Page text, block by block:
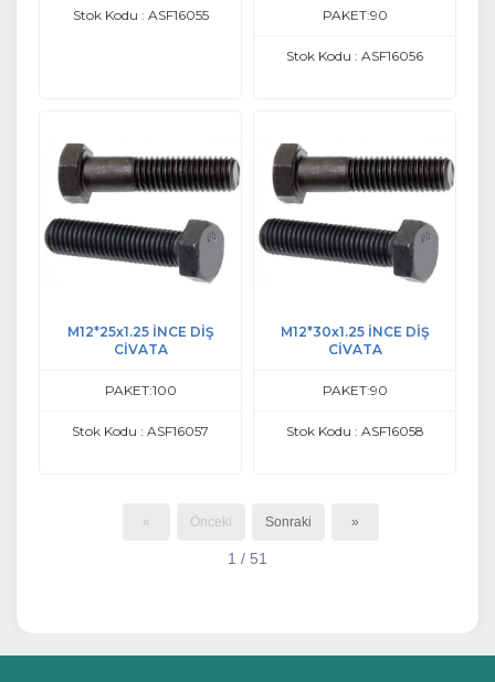
Stok Kodu : ASF16055 PAKET:90
Stok Kodu : ASF16056
M12*25x1.25 İNCE DİŞ
CİVATA
PAKET:100
Stok Kodu : ASF16057
M12*30x1.25 İNCE DİŞ
CİVATA
PAKET:90
Stok Kodu : ASF16058
« Önceki Sonraki »
1 / 51